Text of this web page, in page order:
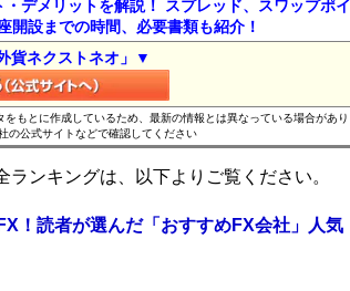
デメリットを解説！ スプレッド、スワップポイ
開設までの時間、必要書類も紹介！
貨ネクストネオ」▼
もとに作成しているため、最新の情報とは異なっている場合があり
の公式サイトなどで確認してください
ンキングは、以下よりご覧ください。
！読者が選んだ「おすすめFX会社」人気